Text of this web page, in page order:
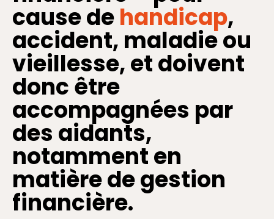
cause dehandicap,
accident, maladie ou
vieillesse, et doivent
donc être
accompagnées par
des aidants,
notamment en
matière de gestion
financière.